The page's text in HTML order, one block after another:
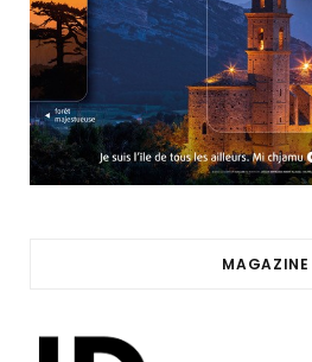
MAGAZINE